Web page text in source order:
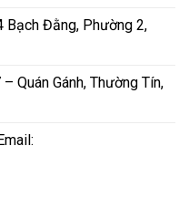
Bạch Đằng, Phường 2,
Quán Gánh, Thường Tín,